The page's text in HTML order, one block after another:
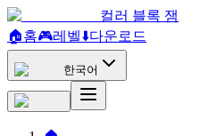
컬러 블록 잼
🏠홈🎮레벨⬇️다운로드
한국어